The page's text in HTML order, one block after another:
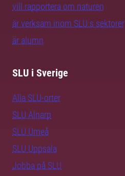
vill rapportera om naturen
är verksam inom SLU:s sektorer
är alumn
SLU i Sverige
Alla SLU-orter
SLU Alnarp
SLU Umeå
SLU Uppsala
Jobba på SLU